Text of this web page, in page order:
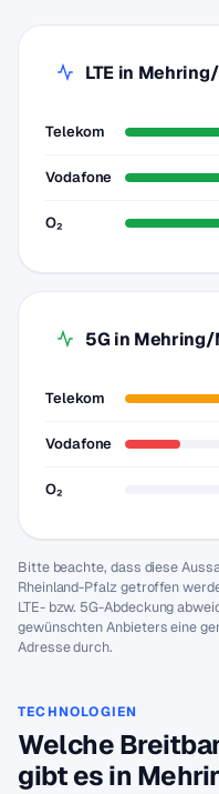
LTE in
Telekom
Vodafone
O₂
5G in
Telekom
Vodafone
O₂
Bitte beachte, dass diese
Rheinland-Pfalz getroffen
LTE- bzw. 5G-Abdeckung
gewünschten Anbieters eine
Adresse durch.
TECHNOLOGIEN
Welche
gibt es in